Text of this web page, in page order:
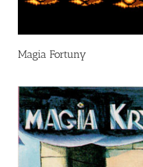
Magia Fortuny